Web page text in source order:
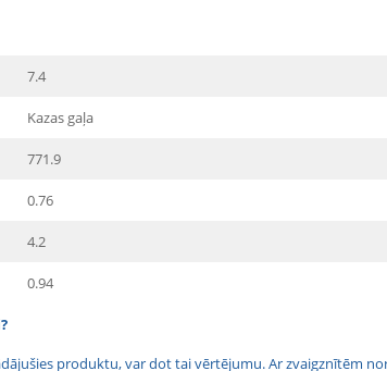
7.4
Kazas gaļa
771.9
0.76
4.2
0.94
produktu, var dot tai vērtējumu. Ar zvaigznītēm